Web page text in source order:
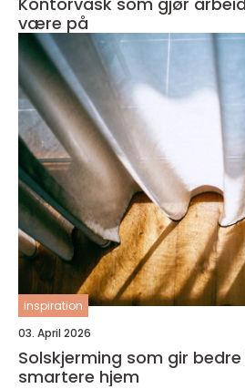
være på
inspiration
03. April 2026
Solskjerming som gir
smartere hjem